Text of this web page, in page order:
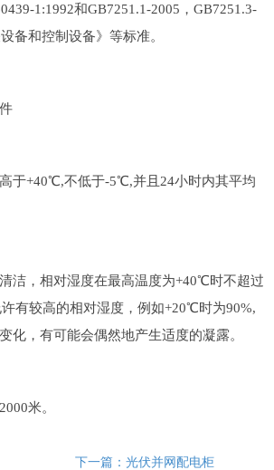
1:1992和GB7251.1-2005，GB7251.3-
备和控制设备》等标准。
+40℃,不低于-5℃,并且24小时内其平均
，相对湿度在最高温度为+40℃时不超过
有较高的相对湿度，例如+20℃时为90%,
化，有可能会偶然地产生适度的凝露。
米。
下一篇：光伏并网配电柜